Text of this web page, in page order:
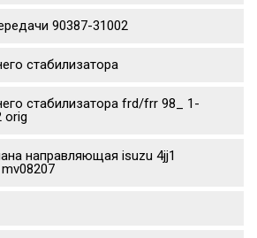
90387-31002
стабилизатора
стабилизатора frd/frr 98_ 1-
orig
направляющая isuzu 4jj1